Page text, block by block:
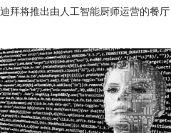
迪拜将推出由人工智能厨师运营的餐厅